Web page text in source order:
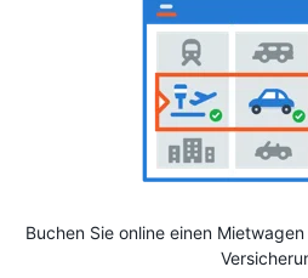
Buchen Sie online einen